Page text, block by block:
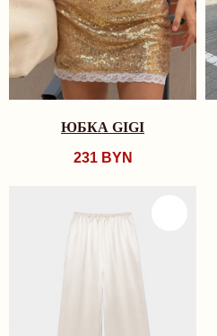
ЮБКА GIGI
231 BYN